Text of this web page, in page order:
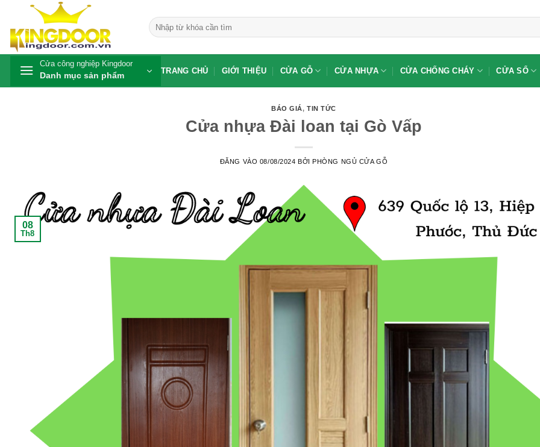
nội
dung
Tìm
kiếm:
Cửa công nghiệp Kingdoor
Danh mục sản phẩm TRANG CHỦ GIỚI THIỆU CỬA GỖ CỬA NHỰA CỬA CHỐNG CHÁY CỬA SỔ
BÁO GIÁ,TIN TỨC
Cửa nhựa Đài loan tại Gò Vấp
ĐĂNG VÀO 08/08/2024 BỞIPHÒNG NGỦ CỬA GỖ
08
Th8